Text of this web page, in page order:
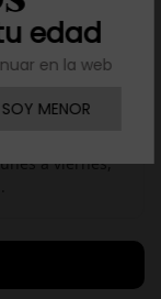
edad
en la web
MENOR
a viernes,